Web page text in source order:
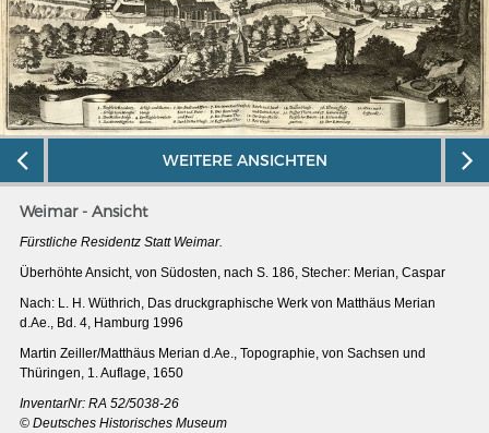
SHIP TYPES
Milestones in the history of European shipbuilding
WEITERE ANSICHTEN
Weimar - Ansicht
Fürstliche Residentz Statt Weimar.
Überhöhte Ansicht, von Südosten, nach S. 186, Stecher: Merian, Caspar
Nach: L. H. Wüthrich, Das druckgraphische Werk von Matthäus Merian
d.Ae., Bd. 4, Hamburg 1996
Martin Zeiller/Matthäus Merian d.Ae., Topographie, von Sachsen und
Thüringen, 1. Auflage, 1650
InventarNr: RA 52/5038-26
© Deutsches Historisches Museum